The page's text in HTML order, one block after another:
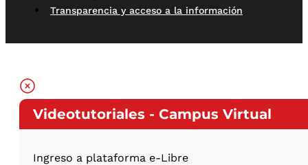
Transparencia y acceso a la información
Videotutoriales - Campus Virtual
Ingreso a plataforma e-Libre